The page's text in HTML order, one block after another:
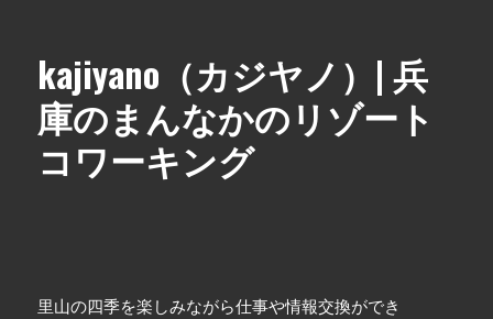
kajiyano（カジヤノ）| 兵
庫のまんなかのリゾート
コワーキング
里山の四季を楽しみながら仕事や情報交換ができ